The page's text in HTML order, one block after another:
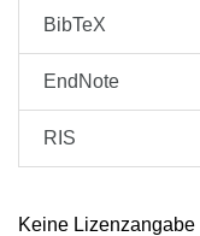
BibTeX
EndNote
RIS
Keine Lizenzangabe